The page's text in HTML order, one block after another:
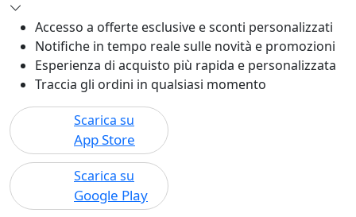
Accesso a offerte esclusive e sconti personalizzati
Notifiche in tempo reale sulle novità e promozioni
Esperienza di acquisto più rapida e personalizzata
Traccia gli ordini in qualsiasi momento
Scarica su
App Store
Scarica su
Google Play